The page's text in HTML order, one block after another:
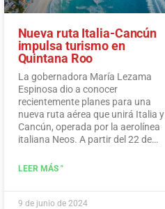
Nueva ruta Italia-Cancún
impulsa turismo en
Quintana Roo
La gobernadora María Lezama
Espinosa dio a conocer
recientemente planes para una
nueva ruta aérea que unirá Italia y
Cancún, operada por la aerolínea
italiana Neos. A partir del 22 de
directos desde Italia a Cancún
LEER MÁS "
9 de junio de 2024